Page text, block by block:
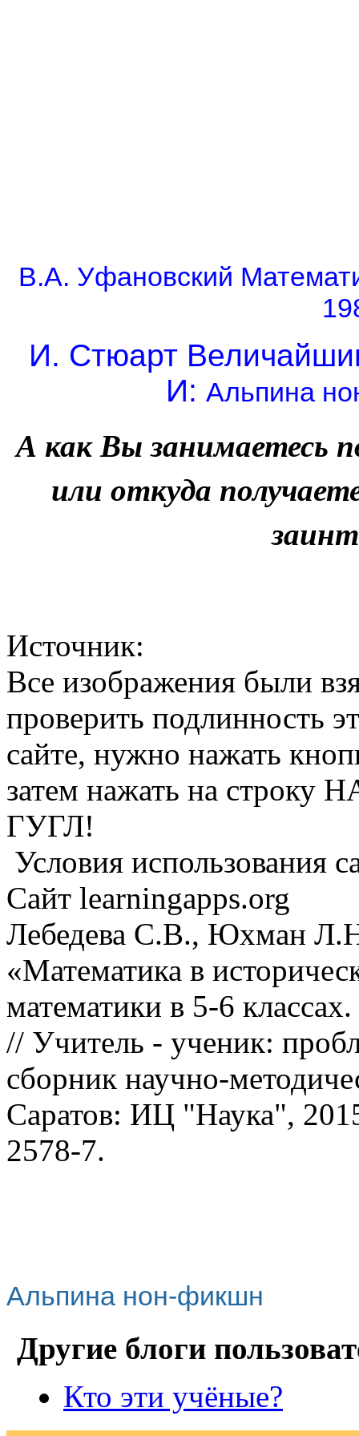
В.А. Уфановский
И. Стюарт
И: Альпина
А как Вы занимаетесь
или откуда
Источник:
Все изображения были
проверить подлинность
сайте, нужно нажать
затем нажать на
ГУГЛ!
Условия использования
Сайт learningapps.org
Лебедева С.В., Юхман
«Математика в
математики в 5-6
// Учитель - ученик:
сборник научно-
Саратов: ИЦ "Наука",
2578-7.
Альпина нон-фикшн
Другие блоги
Кто эти учёные?